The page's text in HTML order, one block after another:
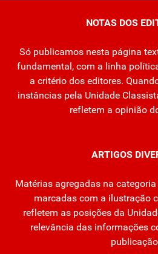
NOTAS DOS
Só publicamos nesta página
fundamental, com a linha
a critério dos editores.
instâncias pela Unidade
refletem a opinião
ARTIGOS
Matérias agregadas na
marcadas com a ilustração
refletem as posições da
relevância das informações